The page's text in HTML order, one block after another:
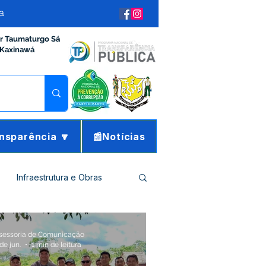
Taumaturgo Sá
🔽 📰Notícias
Infraestrutura e Obras
e Governo
de Comunicação
jun.
1 min de leitura